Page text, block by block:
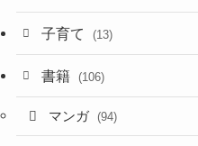
子育て (13)
書籍 (106)
マンガ (94)